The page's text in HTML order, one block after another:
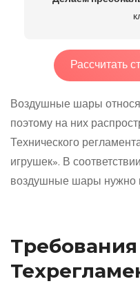
Рассчитать
Воздушные шары
поэтому на них
Технического
игрушек». В
воздушные шары нужно
Требования